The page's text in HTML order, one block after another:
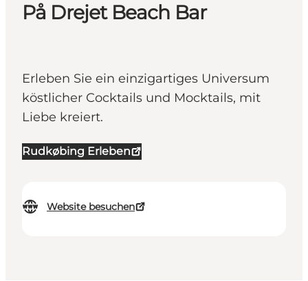
På Drejet Beach Bar
Erleben Sie ein einzigartiges Universum
köstlicher Cocktails und Mocktails, mit
Liebe kreiert.
Rudkøbing Erleben
Website besuchen